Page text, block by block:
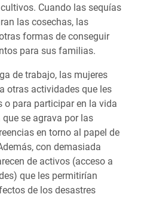
Cuando las sequías
las cosechas, las
formas de conseguir
para sus familias.
de trabajo, las mujeres
otras actividades que les
o para participar en la vida
se agrava por las
en torno al papel de
con demasiada
de activos (acceso a
que les permitirían
de los desastres